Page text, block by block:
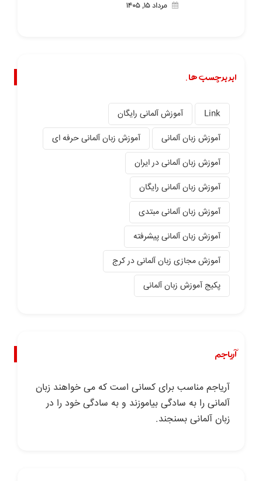
مرداد ۱۵, ۱۴۰۵
ابر برچسب ها.
Link
آموزش آلمانی رایگان
آموزش زبان آلمانی
آموزش زبان آلمانی حرفه ای
آموزش زبان آلمانی در ایران
آموزش زبان آلمانی رایگان
آموزش زبان آلمانی مبتدی
آموزش زبان آلمانی پیشرفته
آموزش مجازی زبان آلمانی در کرج
پکیج آموزش زبان آلمانی
آریاجم
آریاجم مناسب برای کسانی است که می خواهند زبان
آلمانی را به سادگی بیاموزند و به سادگی خود را در
زبان آلمانی بسنجند.